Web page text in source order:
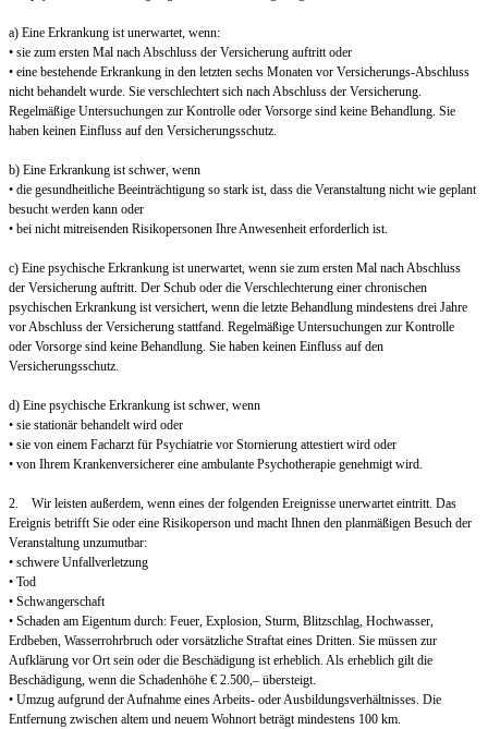
a) Eine Erkrankung ist unerwartet, wenn:
• sie zum ersten Mal nach Abschluss der Versicherung auftritt oder
• eine bestehende Erkrankung in den letzten sechs Monaten vor Versicherungs-Abschluss
nicht behandelt wurde. Sie verschlechtert sich nach Abschluss der Versicherung.
Regelmäßige Untersuchungen zur Kontrolle oder Vorsorge sind keine Behandlung. Sie
haben keinen Einfluss auf den Versicherungsschutz.
b) Eine Erkrankung ist schwer, wenn
• die gesundheitliche Beeinträchtigung so stark ist, dass die Veranstaltung nicht wie geplant
besucht werden kann oder
• bei nicht mitreisenden Risikopersonen Ihre Anwesenheit erforderlich ist.
c) Eine psychische Erkrankung ist unerwartet, wenn sie zum ersten Mal nach Abschluss
der Versicherung auftritt. Der Schub oder die Verschlechterung einer chronischen
psychischen Erkrankung ist versichert, wenn die letzte Behandlung mindestens drei Jahre
vor Abschluss der Versicherung stattfand. Regelmäßige Untersuchungen zur Kontrolle
oder Vorsorge sind keine Behandlung. Sie haben keinen Einfluss auf den
Versicherungsschutz.
d) Eine psychische Erkrankung ist schwer, wenn
• sie stationär behandelt wird oder
• sie von einem Facharzt für Psychiatrie vor Stornierung attestiert wird oder
• von Ihrem Krankenversicherer eine ambulante Psychotherapie genehmigt wird.
2. Wir leisten außerdem, wenn eines der folgenden Ereignisse unerwartet eintritt. Das
Ereignis betrifft Sie oder eine Risikoperson und macht Ihnen den planmäßigen Besuch der
Veranstaltung unzumutbar:
• schwere Unfallverletzung
• Tod
• Schwangerschaft
• Schaden am Eigentum durch: Feuer, Explosion, Sturm, Blitzschlag, Hochwasser,
Erdbeben, Wasserrohrbruch oder vorsätzliche Straftat eines Dritten. Sie müssen zur
Aufklärung vor Ort sein oder die Beschädigung ist erheblich. Als erheblich gilt die
Beschädigung, wenn die Schadenhöhe € 2.500,– übersteigt.
• Umzug aufgrund der Aufnahme eines Arbeits- oder Ausbildungsverhältnisses. Die
Entfernung zwischen altem und neuem Wohnort beträgt mindestens 100 km.